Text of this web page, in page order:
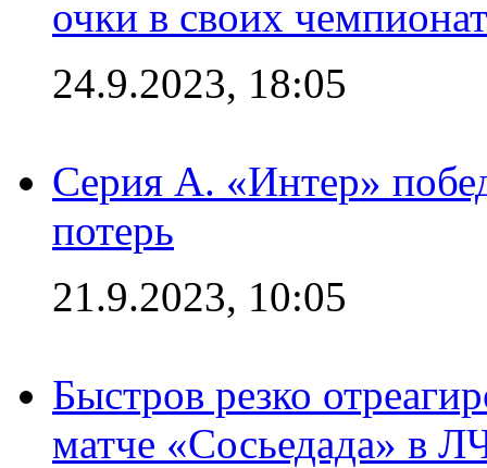
очки в своих
24.9.2023, 18:05
Серия А. «Интер»
потерь
21.9.2023, 10:05
Быстров резко
матче «Сосьедада» в